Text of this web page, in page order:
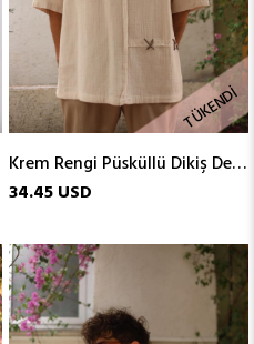
TÜKENDI
Krem Rengi Püsküllü Dikiş Detaylı Erkek Tshirt
34.45 USD